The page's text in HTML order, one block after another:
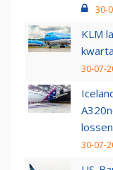
30-
KLM
30-07-
lossen
30-07-